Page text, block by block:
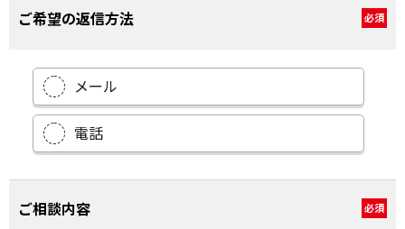
ご希望の返信方法 必須
メール
電話
ご相談内容 必須